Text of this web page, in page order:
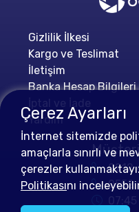
Gizlilik İlkesi
Kargo ve Teslimat
İletişim
Banka Hesap Bilgileri
Yardım
0212
0552
Çerez Ayarları
İnternet sitemizde
amaçlarla sınırlı ve
çerezler
Politikasını